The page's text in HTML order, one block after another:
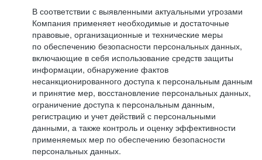
В соответствии с выявленными актуальными угрозами
Компания применяет необходимые и достаточные
правовые, организационные и технические меры
по обеспечению безопасности персональных данных,
включающие в себя использование средств защиты
информации, обнаружение фактов
несанкционированного доступа к персональным данным
и принятие мер, восстановление персональных данных,
ограничение доступа к персональным данным,
регистрацию и учет действий с персональными
данными, а также контроль и оценку эффективности
применяемых мер по обеспечению безопасности
персональных данных.